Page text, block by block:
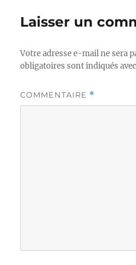
Laisser un
Votre adresse e-mail ne sera
obligatoires sont indiqués avec
COMMENTAIRE *